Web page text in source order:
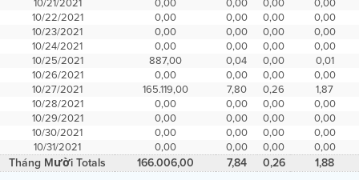
10/22/2021
0,00 0,00 0,00
0,00
10/23/2021
0,00 0,00 0,00
0,00
10/24/2021
0,00 0,00 0,00
0,00
10/25/2021
887,00 0,04 0,00
0,01
10/26/2021
0,00 0,00 0,00
0,00
10/27/2021
165.119,00 7,80 0,26
1,87
10/28/2021
0,00 0,00 0,00
0,00
10/29/2021
0,00 0,00 0,00
0,00
10/30/2021
0,00 0,00 0,00
0,00
10/31/2021
0,00 0,00 0,00 0,00
Tháng Mười Totals 166.006,00 7,84 0,26 1,88